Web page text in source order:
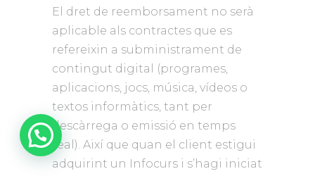
El dret de reemborsament no serà
aplicable als contractes que es
refereixin a subministrament de
contingut digital (programes,
aplicacions, jocs, música, vídeos o
textos informàtics, tant per
descàrrega o emissió en temps
real). Així que quan el client estigui
adquirint un Infocurs i s’hagi iniciat